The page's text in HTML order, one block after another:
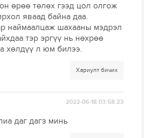
өрөө төлөх гээд цол олгож
яваад байна даа.
наймаалцаж шахааны мэдрэл
тэр эргүү нь нөхрөө
хөлдүү л юм билээ.
Хариулт бичих
2022-06-18 03:58:23
даг дагз минь